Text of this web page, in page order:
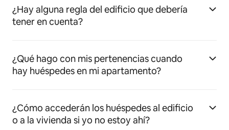
¿Hay alguna regla del edificio que debería
tener en cuenta?
¿Qué hago con mis pertenencias cuando
hay huéspedes en mi apartamento?
¿Cómo accederán los huéspedes al edificio
o a la vivienda si yo no estoy ahí?